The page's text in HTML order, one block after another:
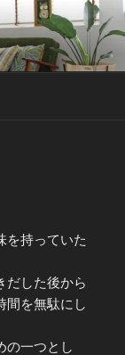
を持っていた
だした後から
間を無駄にし
の一つとし